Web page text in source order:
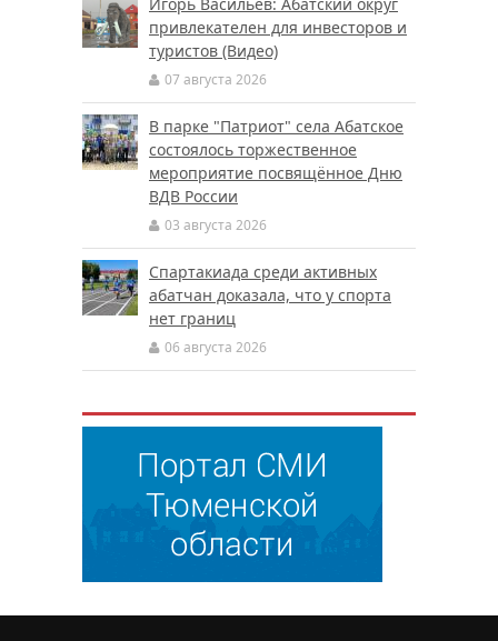
привлекателен для инвесторов и
туристов (Видео)
07 августа 2026
В парке "Патриот" села Абатское
состоялось торжественное
мероприятие посвящённое Дню
ВДВ России
03 августа 2026
Спартакиада среди активных
абатчан доказала, что у спорта
нет границ
06 августа 2026